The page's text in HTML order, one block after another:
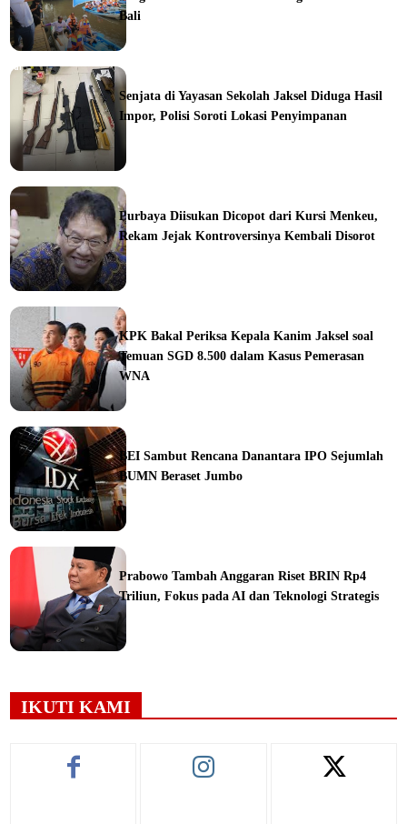
Bali
Senjata di Yayasan Sekolah Jaksel Diduga Hasil
Impor, Polisi Soroti Lokasi Penyimpanan
Purbaya Diisukan Dicopot dari Kursi Menkeu,
Rekam Jejak Kontroversinya Kembali Disorot
KPK Bakal Periksa Kepala Kanim Jaksel soal
Temuan SGD 8.500 dalam Kasus Pemerasan
WNA
BEI Sambut Rencana Danantara IPO Sejumlah
BUMN Beraset Jumbo
Prabowo Tambah Anggaran Riset BRIN Rp4
Triliun, Fokus pada AI dan Teknologi Strategis
IKUTI KAMI